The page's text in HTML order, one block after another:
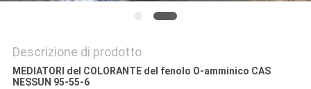
Descrizione di prodotto
MEDIATORI del COLORANTE del fenolo O-amminico CAS
NESSUN 95-55-6